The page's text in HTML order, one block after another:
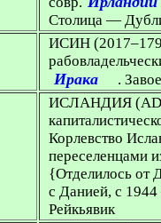
Столица —
ИСИН
Ирака .
ИСЛАНДИЯ
Корлевство
переселенцами
{Отделилось от
с Данией, с
Рейкьявик